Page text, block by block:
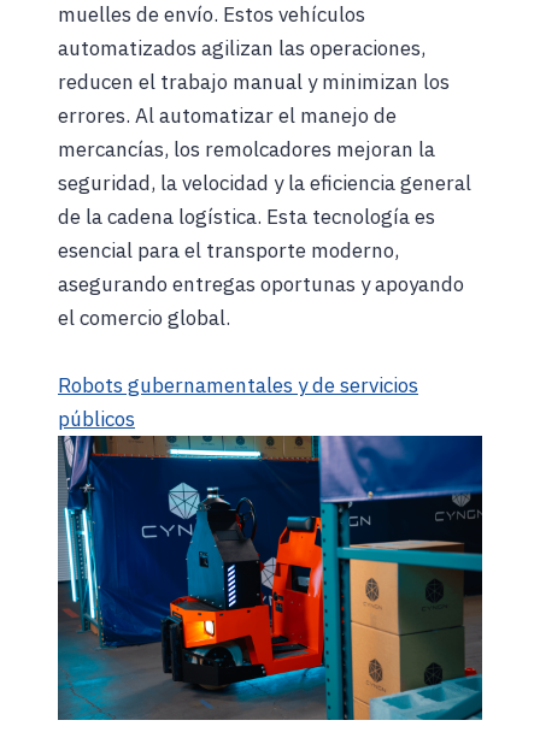
muelles de envío. Estos vehículos
automatizados agilizan las operaciones,
reducen el trabajo manual y minimizan los
errores. Al automatizar el manejo de
mercancías, los remolcadores mejoran la
seguridad, la velocidad y la eficiencia general
de la cadena logística. Esta tecnología es
esencial para el transporte moderno,
asegurando entregas oportunas y apoyando
el comercio global.
Robots gubernamentales y de servicios
públicos